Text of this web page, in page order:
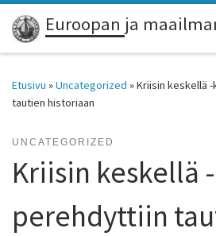
Skip to content
Euroopan ja
Etusivu »Uncategorized »Kriisin keskellä
tautien historiaan
UNCATEGORIZED
Kriisin keskellä
perehdyttiin